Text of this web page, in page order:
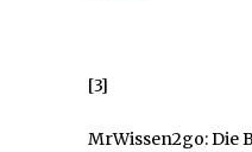
[3]
MrWissen2go: Die